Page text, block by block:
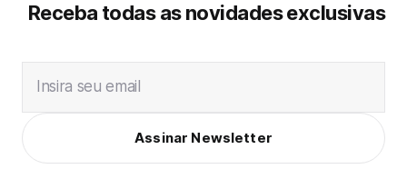
Receba todas as novidades exclusivas
Insira seu email
Assinar Newsletter